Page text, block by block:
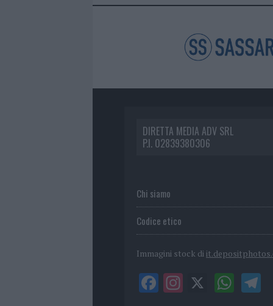
DIRETTA MEDIA ADV SRL
P.I. 02839380306
Chi siamo
Codice etico
Immagini stock di